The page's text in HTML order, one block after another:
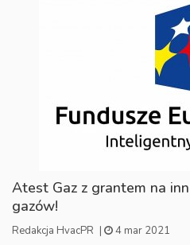
Atest Gaz z grantem na
gazów!
Redakcja HvacPR |
4 mar 2021